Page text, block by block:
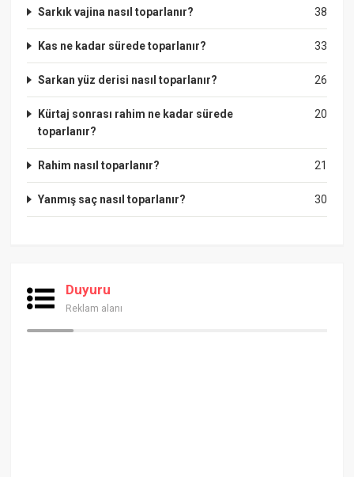
38
Sarkık vajina nasıl toparlanır?
33
Kas ne kadar sürede toparlanır?
26
Sarkan yüz derisi nasıl toparlanır?
20
Kürtaj sonrası rahim ne kadar sürede
toparlanır?
21
Rahim nasıl toparlanır?
30
Yanmış saç nasıl toparlanır?
Duyuru
Reklam alanı